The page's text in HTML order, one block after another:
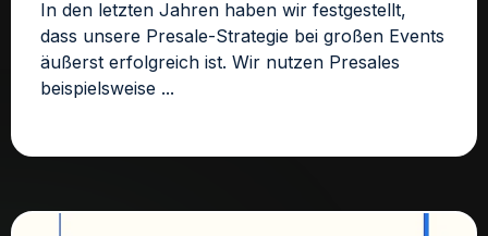
In den letzten Jahren haben wir festgestellt,
dass unsere Presale-Strategie bei großen Events
äußerst erfolgreich ist. Wir nutzen Presales
beispielsweise ...